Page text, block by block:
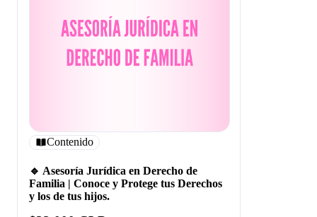
Contenido
🔹 Asesoría Jurídica en Derecho de
Familia | Conoce y Protege tus Derechos
y los de tus hijos.